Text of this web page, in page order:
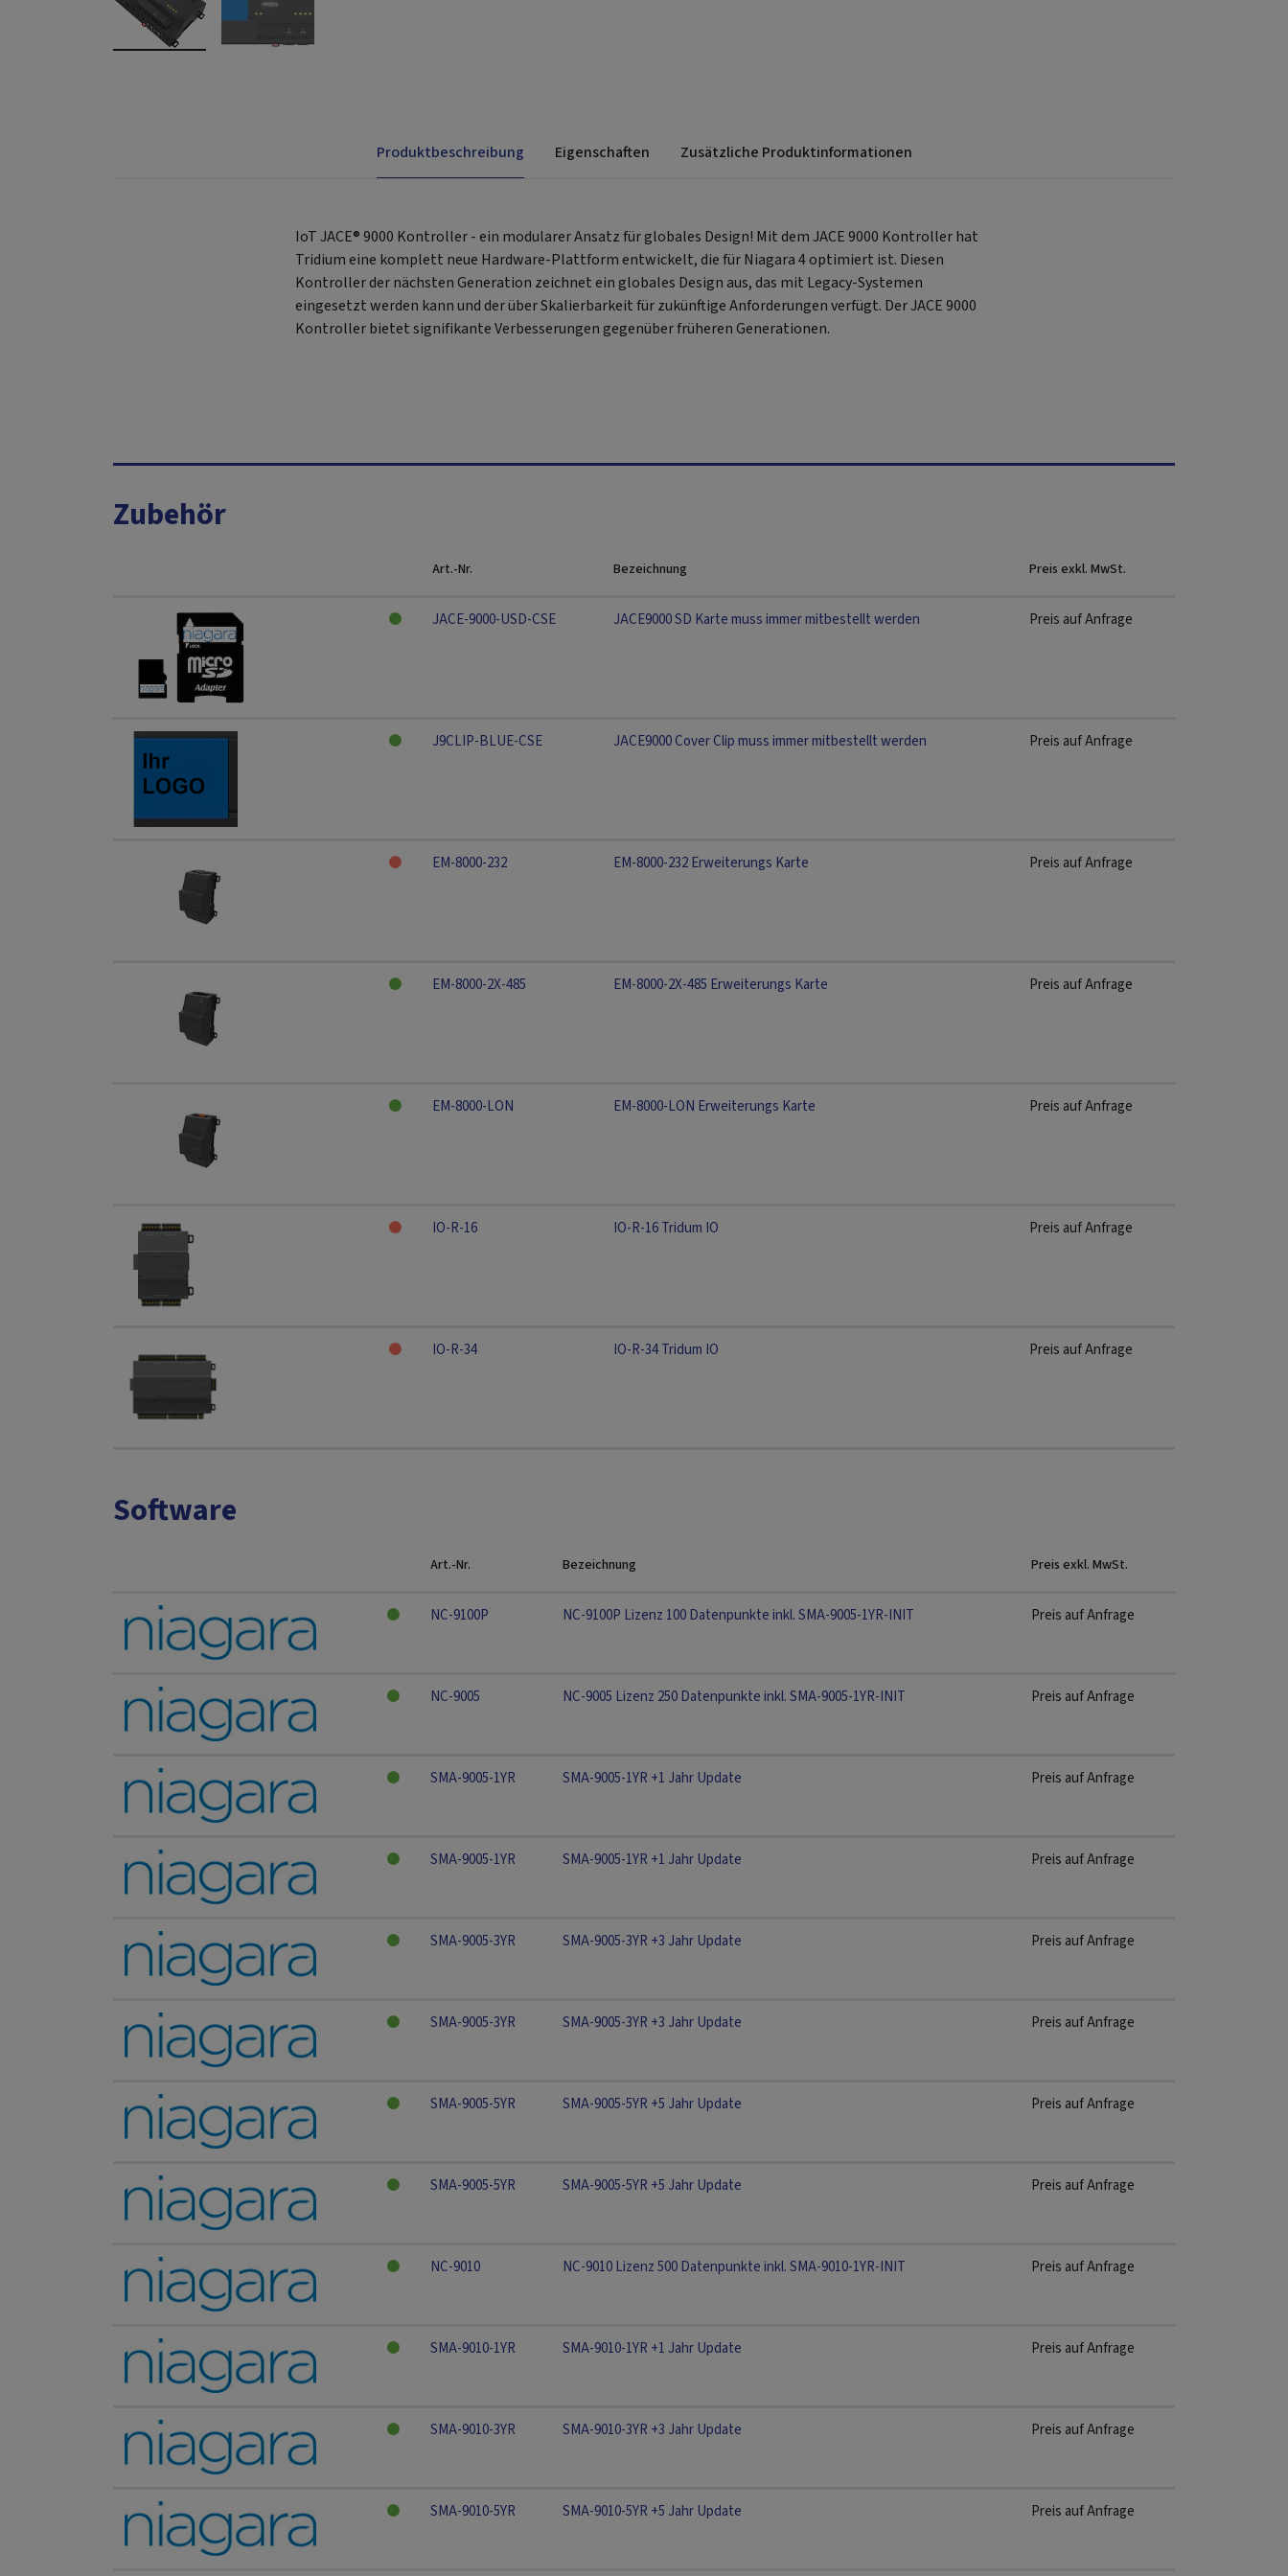
Produktbeschreibung Eigenschaften Zusätzliche Produktinformationen
IoT JACE® 9000 Kontroller - ein modularer Ansatz für globales Design! Mit dem JACE 9000 Kontroller hat
Tridium eine komplett neue Hardware-Plattform entwickelt, die für Niagara 4 optimiert ist. Diesen
Kontroller der nächsten Generation zeichnet ein globales Design aus, das mit Legacy-Systemen
eingesetzt werden kann und der über Skalierbarkeit für zukünftige Anforderungen verfügt. Der JACE 9000
Kontroller bietet signifikante Verbesserungen gegenüber früheren Generationen.
Zubehör
Art.-Nr. Bezeichnung Preis exkl. MwSt.
JACE-9000-USD-CSE JACE9000 SD Karte muss immer mitbestellt werden Preis auf Anfrage
J9CLIP-BLUE-CSE JACE9000 Cover Clip muss immer mitbestellt werden Preis auf Anfrage
EM-8000-232 EM-8000-232 Erweiterungs Karte Preis auf Anfrage
EM-8000-2X-485 EM-8000-2X-485 Erweiterungs Karte Preis auf Anfrage
EM-8000-LON EM-8000-LON Erweiterungs Karte Preis auf Anfrage
IO-R-16 IO-R-16 Tridum IO Preis auf Anfrage
IO-R-34 IO-R-34 Tridum IO Preis auf Anfrage
Software
Art.-Nr. Bezeichnung Preis exkl. MwSt.
NC-9100P NC-9100P Lizenz 100 Datenpunkte inkl. SMA-9005-1YR-INIT Preis auf Anfrage
NC-9005 NC-9005 Lizenz 250 Datenpunkte inkl. SMA-9005-1YR-INIT Preis auf Anfrage
SMA-9005-1YR SMA-9005-1YR +1 Jahr Update Preis auf Anfrage
SMA-9005-1YR SMA-9005-1YR +1 Jahr Update Preis auf Anfrage
SMA-9005-3YR SMA-9005-3YR +3 Jahr Update Preis auf Anfrage
SMA-9005-3YR SMA-9005-3YR +3 Jahr Update Preis auf Anfrage
SMA-9005-5YR SMA-9005-5YR +5 Jahr Update Preis auf Anfrage
SMA-9005-5YR SMA-9005-5YR +5 Jahr Update Preis auf Anfrage
NC-9010 NC-9010 Lizenz 500 Datenpunkte inkl. SMA-9010-1YR-INIT Preis auf Anfrage
SMA-9010-1YR SMA-9010-1YR +1 Jahr Update Preis auf Anfrage
SMA-9010-3YR SMA-9010-3YR +3 Jahr Update Preis auf Anfrage
SMA-9010-5YR SMA-9010-5YR +5 Jahr Update Preis auf Anfrage